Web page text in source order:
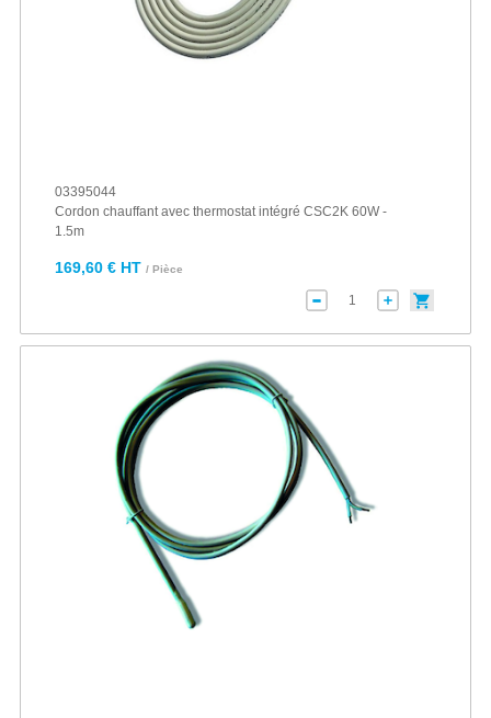
03395044
Cordon chauffant avec thermostat intégré CSC2K 60W -
1.5m
169,60 € HT / Pièce